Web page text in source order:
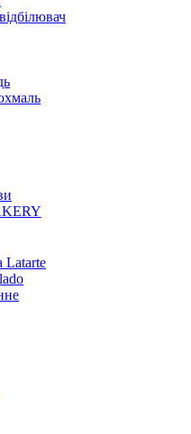
Latarte